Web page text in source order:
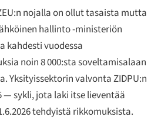
nojalla on ollut tasaista mutta
hallinto -ministeriön
kahdesti vuodessa
noin 8 000:sta soveltamisalaan
Yksityissektorin valvonta ZIDPU:n
— sykli, jota laki itse lieventää
tehdyistä rikkomuksista.